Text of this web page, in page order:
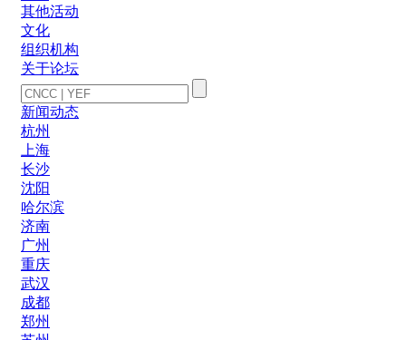
其他活动
文化
组织机构
关于论坛
新闻动态
杭州
上海
长沙
沈阳
哈尔滨
济南
广州
重庆
武汉
成都
郑州